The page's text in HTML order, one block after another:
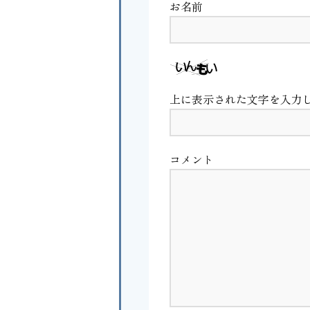
お名前
上に表示された文字を入力
コメント